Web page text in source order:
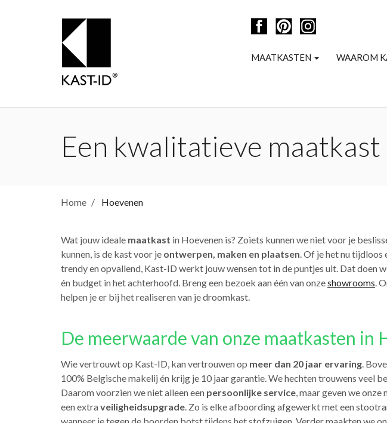
MAATKASTEN WAAROM
Een kwalitatieve
Home Hoevenen
Wat jouw ideale maatkast in Hoevenen is? Zoiets kunnen we niet voor je
kunnen, is de kast voor je ontwerpen, maken en plaatsen. Of je het nu
trendy en opvallend, Kast-ID werkt jouw wensen tot in de puntjes uit. Dat doen
én budget in het achterhoofd. Breng een bezoek aan één van onzeshowrooms.
helpen je er bij het realiseren van je droomkast.
De meerwaarde van onze maatkasten in
Wie vertrouwt op Kast-ID, kan vertrouwen op meer dan 20 jaar ervaring.
100% Belgische makelij én krijg je 10 jaar garantie. We hechten trouwens veel
Daarom voorzien we niet alleen een persoonlijke service, maar geven we
een extraveiligheidsupgrade. Zo is elke afboording afgewerkt met een